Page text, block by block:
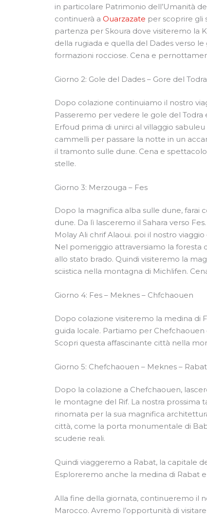
in particolare Patrimonio dell’Umanità
continuerà a Ouarzazate per scoprire gli
partenza per Skoura dove visiteremo la
della rugiada e quella del Dades verso
formazioni rocciose. Cena e
Giorno 2: Gole del Dades – Gore del
Dopo colazione continuiamo il nostro
Passeremo per vedere le gole del Todra
Erfoud prima di unirci al villaggio
cammelli per passare la notte in un
il tramonto sulle dune. Cena e
stelle.
Giorno 3: Merzouga – Fes
Dopo la magnifica alba sulle dune, farai
dune. Da lì lasceremo il Sahara verso
Molay Ali chrif Alaoui. poi il nostro
Nel pomeriggio attraversiamo la foresta
allo stato brado. Quindi visiteremo la
sciistica nella montagna di Michlifen.
Giorno 4: Fes – Meknes – Chfchaouen
Dopo colazione visiteremo la medina di
guida locale. Partiamo per Chefchaouen
Scopri questa affascinante città nella
Giorno 5: Chefchaouen – Meknes –
Dopo la colazione a Chefchaouen,
le montagne del Rif. La nostra prossima
rinomata per la sua magnifica
città, come la porta monumentale di
scuderie reali.
Quindi viaggeremo a Rabat, la capitale
Esploreremo anche la medina di Rabat
Alla fine della giornata, continueremo il
Marocco. Avremo l’opportunità di